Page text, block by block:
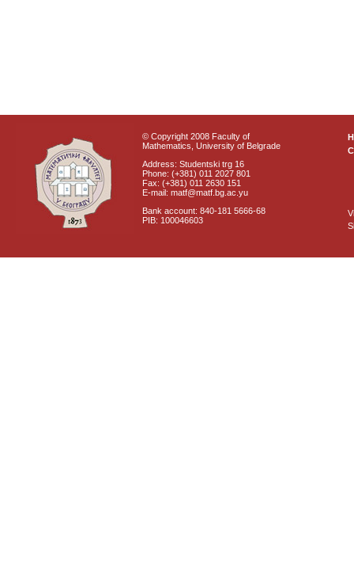
© Copyright 2008 Faculty of
Mathematics, University of Belgrade
Address: Studentski trg 16
Phone: (+381) 011 2027 801
Fax: (+381) 011 2630 151
E-mail: matf@matf.bg.ac.yu
Bank account: 840-181 5666-68
PIB: 100046603